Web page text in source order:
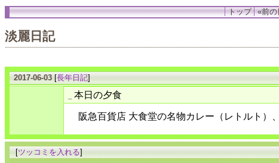
トップ «前の
淡麗日記
2017-06-03 [長年日記]
本日の夕食
阪急百貨店 大食堂の名物カレー（レトルト）
[ツッコミを入れる]